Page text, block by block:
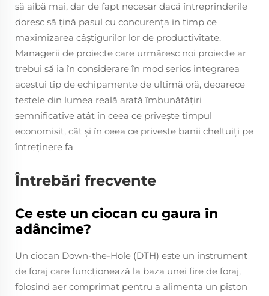
să aibă mai, dar de fapt necesar dacă întreprinderile
doresc să țină pasul cu concurența în timp ce
maximizarea câștigurilor lor de productivitate.
Managerii de proiecte care urmăresc noi proiecte ar
trebui să ia în considerare în mod serios integrarea
acestui tip de echipamente de ultimă oră, deoarece
testele din lumea reală arată îmbunătățiri
semnificative atât în ceea ce privește timpul
economisit, cât și în ceea ce privește banii cheltuiți pe
întreținere fa
Întrebări frecvente
Ce este un ciocan cu gaura în
adâncime?
Un ciocan Down-the-Hole (DTH) este un instrument
de foraj care funcționează la baza unei fire de foraj,
folosind aer comprimat pentru a alimenta un piston